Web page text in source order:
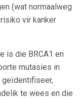
(wat normaalweg
vir kanker
is die BRCA1 en
mutasies in
geïdentifiseer,
te wees en die